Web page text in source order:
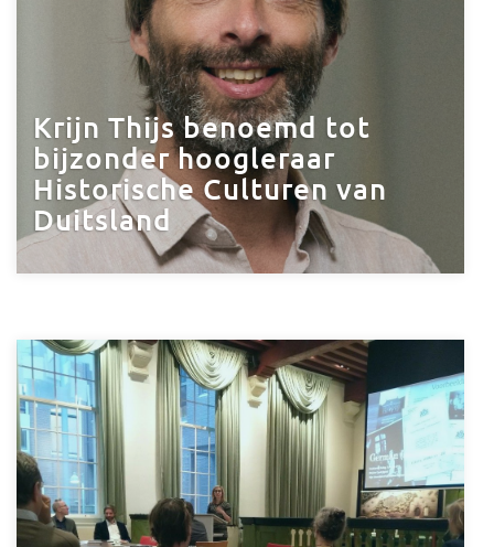
Krijn Thijs benoemd tot
bijzonder hoogleraar
Historische Culturen van
Duitsland